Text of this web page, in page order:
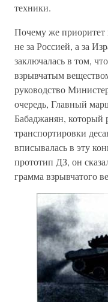
техники.
Почему же приоритет
не за Россией, а за
заключалась в том,
взрывчатым
руководство
очередь, Главный
Бабаджанян, который
транспортировки
вписывалась в эту
прототип ДЗ, он
грамма взрывчатого